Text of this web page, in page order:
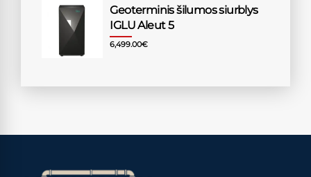
Geoterminis šilumos siurblys
IGLU Aleut 5
6,499.00€